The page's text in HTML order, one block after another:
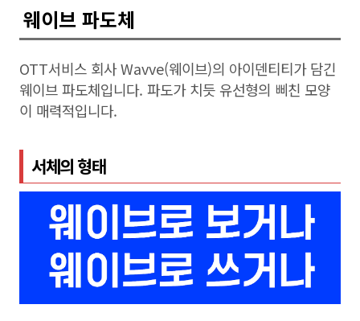
웨이브 파도체
OTT서비스 회사 Wavve(웨이브)의 아이덴티티가 담긴
웨이브 파도체입니다. 파도가 치듯 유선형의 삐친 모양
이 매력적입니다.
서체의 형태